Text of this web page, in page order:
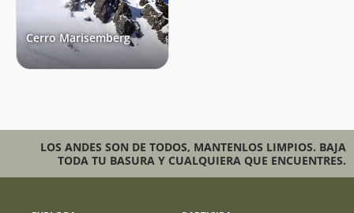
Cerro Marisemberg
LOS ANDES SON DE TODOS, MANTENLOS LIMPIOS. BAJA
TODA TU BASURA Y CUALQUIERA QUE ENCUENTRES.